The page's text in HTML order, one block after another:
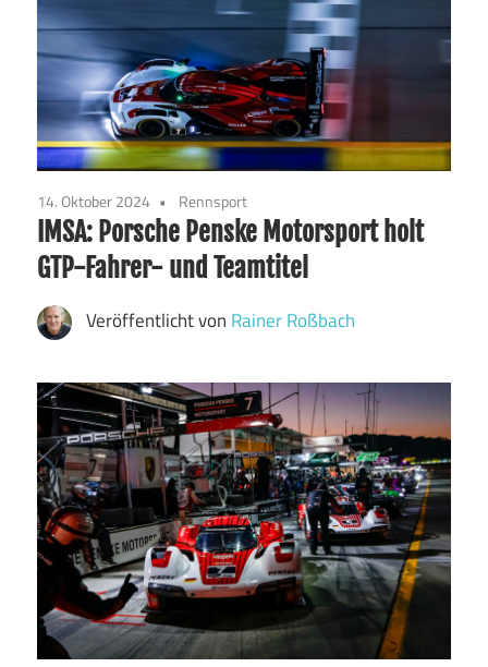
14. Oktober 2024 Rennsport
IMSA: Porsche Penske Motorsport holt
GTP-Fahrer- und Teamtitel
Veröffentlicht von Rainer Roßbach